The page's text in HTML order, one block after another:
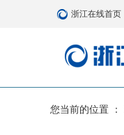
浙江在线首页
您当前的位置 ：